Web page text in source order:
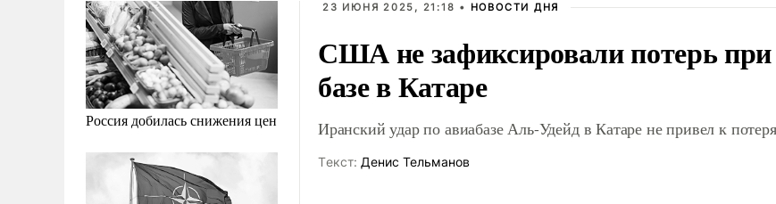
Россия добилась снижения цен
23 ИЮНЯ 2025, 21:18 • НОВОСТИ ДНЯ
США не зафиксировали потерь
базе в Катаре
Иранский удар по авиабазе Аль-Удейд в Катаре не привел к
Tекст: Денис Тельманов